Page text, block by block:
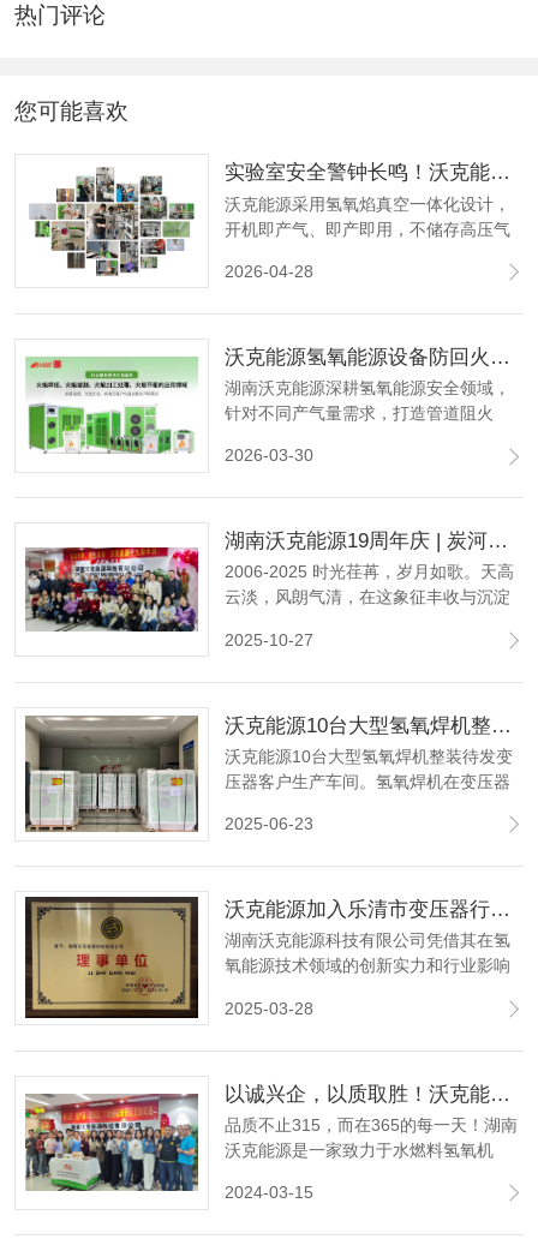
热门评论
您可能喜欢
实验室安全警钟长鸣！沃克能源筑牢石英管封管安全防线
沃克能源采用氢氧焰真空一体化设计，
开机即产气、即产即用，不储存高压气
全可控，既兼顾石英管封管的气密性与
为每一份科研初心保驾护航。
2026-04-28
沃克能源氢氧能源设备防回火装置 为氢氧设备安全筑牢 “防火墙”
湖南沃克能源深耕氢氧能源安全领域，
针对不同产气量需求，打造管道阻火
封式防回火装置四大系列产品，以远超
全场景、全等级的安全防护。
2026-03-30
湖南沃克能源19周年庆 | 炭河古城共赴时光之约 同心同行再启新程！
2006-2025 时光荏苒，岁月如歌。天高
云淡，风朗气清，在这象征丰收与沉淀
庆沃克能源十九周年的璀璨华章。
2025-10-27
沃克能源10台大型氢氧焊机整装待发变压器客户
沃克能源10台大型氢氧焊机整装待发变
压器客户生产车间。氢氧焊机在变压器
接，铜转接头焊接，高低压端子、引线
2025-06-23
‌沃克能源加入乐清市变压器行业协会并荣任理事单位‌
湖南沃克能源科技有限公司凭借其在氢
氧能源技术领域的创新实力和行业影响
并荣任理事单位。标志着沃克能源在变
作、推动技术创新注入新动力。
2025-03-28
以诚兴企，以质取胜！沃克能源水燃料氢氧机 品质不止315！
品质不止315，而在365的每一天！湖南
沃克能源是一家致力于水燃料氢氧机
业、科技型中小企业、创新型中小企
2024-03-15